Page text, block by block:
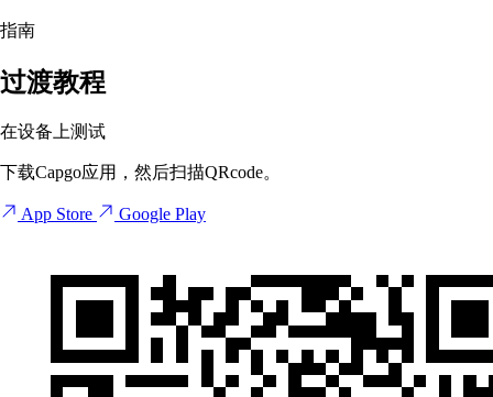
指南
过渡教程
在设备上测试
下载Capgo应用，然后扫描QRcode。
App Store Google Play